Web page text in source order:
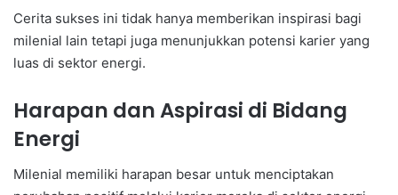
Cerita sukses ini tidak hanya memberikan inspirasi bagi
milenial lain tetapi juga menunjukkan potensi karier yang
luas di sektor energi.
Harapan dan Aspirasi di Bidang
Energi
Milenial memiliki harapan besar untuk menciptakan